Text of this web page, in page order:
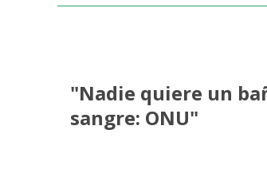
"Nadie quiere un
sangre: ONU"